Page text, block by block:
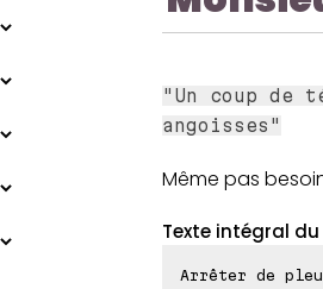
"Un coup de
angoisses"
Même pas
Texte intégral
Arrêter de